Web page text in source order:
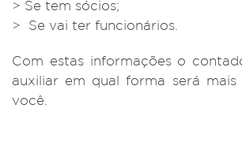
> Se tem sócios;
> Se vai ter funcionários.
Com estas informações o
auxiliar em qual forma será mais
você.